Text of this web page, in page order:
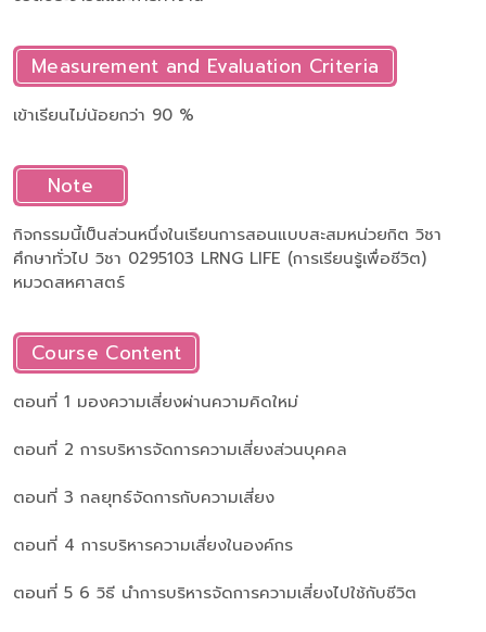
Measurement and Evaluation Criteria
เข้าเรียนไม่น้อยกว่า 90 %
Note
กิจกรรมนี้เป็นส่วนหนึ่งในเรียนการสอนแบบสะสมหน่วยกิต วิชา
ศึกษาทั่วไป วิชา 0295103 LRNG LIFE (การเรียนรู้เพื่อชีวิต)
หมวดสหศาสตร์
Course Content
ตอนที่ 1 มองความเสี่ยงผ่านความคิดใหม่
ตอนที่ 2 การบริหารจัดการความเสี่ยงส่วนบุคคล
ตอนที่ 3 กลยุทธ์จัดการกับความเสี่ยง
ตอนที่ 4 การบริหารความเสี่ยงในองค์กร
ตอนที่ 5 6 วิธี นำการบริหารจัดการความเสี่ยงไปใช้กับชีวิต